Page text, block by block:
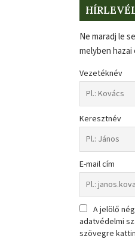
Ne maradj le
melyben
Vezetéknév
Keresztnév
E-mail cím
A jelölő
adatvédelmi
szövegre